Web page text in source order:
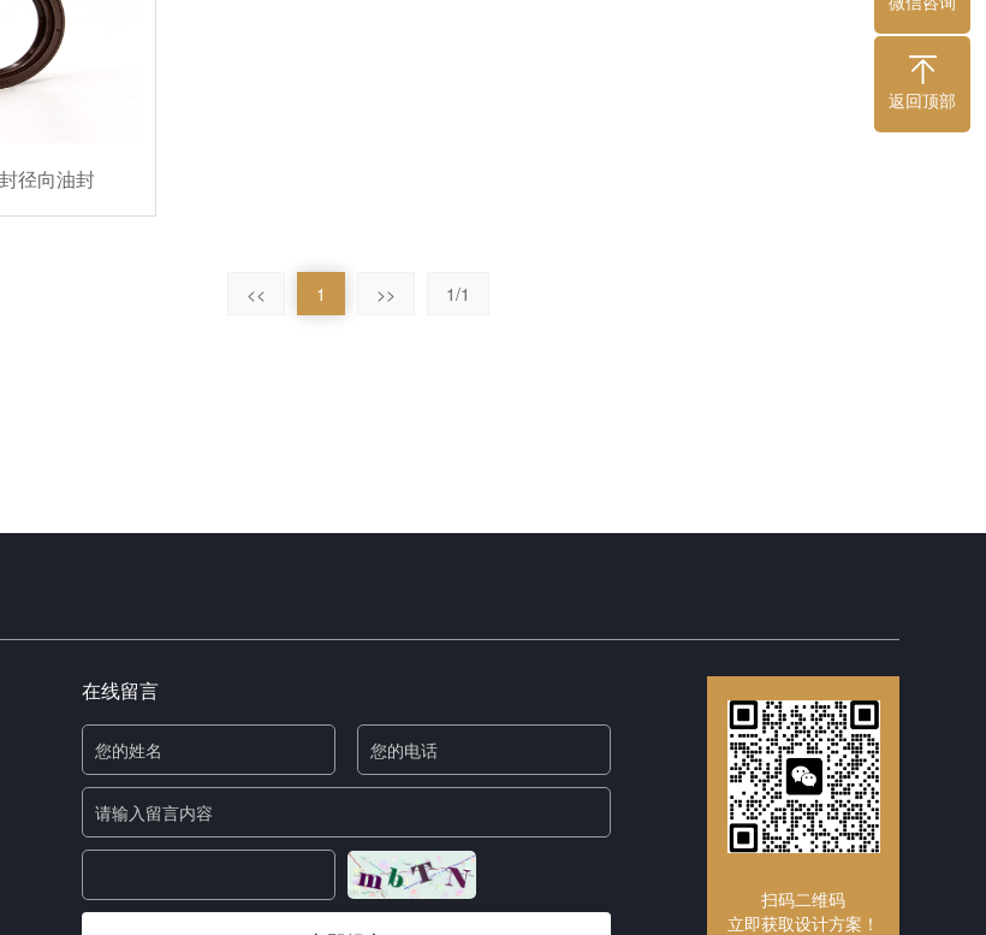
径向油封
<< 1 >> 1/1
在线留言
扫码二维码
立即获取设计方案！
返回顶部